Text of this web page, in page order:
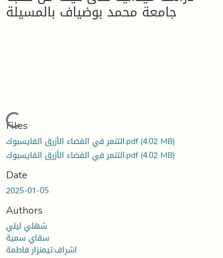
جامعة محمد بوضياف بالمسيلة
Loading...
Files
التنمر في الفضاء الأزرق الفايسبوك.pdf(4.02 MB)
التنمر في الفضاء الأزرق الفايسبوك.pdf(4.02 MB)
Date
2025-01-05
Authors
شهلي ليلي
سقاي سمية
اشراف:تيمنزار فاطمة